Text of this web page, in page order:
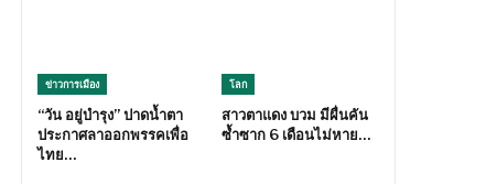
ข่าวการเมือง
“วัน อยู่บำรุง” ปาดน้ำตา
ประกาศลาออกพรรคเพื่อ
ไทย…
โลก
สาวตาแดง บวม มีผื่นคัน
ซ้ำซาก 6 เดือนไม่หาย…